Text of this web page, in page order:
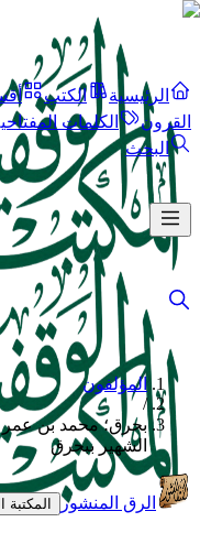
الرئيسية الكتب
القرون
الكلمات
البحث
المؤلفون
/
بحرق؛ محمد بن
الشهير ببحرق
الرق المنشور المكتبة